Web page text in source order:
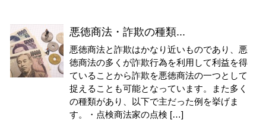
悪徳商法・詐欺の種類...
悪徳商法と詐欺はかなり近いものであり、悪
徳商法の多くが詐欺行為を利用して利益を得
ていることから詐欺を悪徳商法の一つとして
捉えることも可能となっています。また多く
の種類があり、以下で主だった例を挙げま
す。・点検商法家の点検 […]